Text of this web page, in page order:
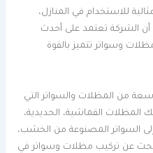
للاستخدام في المنازل،
أن الشركة تعتمد على أحدث
وسواتر تتميز بالقوة
من المظلات والسواتر التي
المظلات القماشية، الحديدية،
إلى السواتر المصنوعة من الخشب،
تبحث عن تركيب مظلات وسواتر في